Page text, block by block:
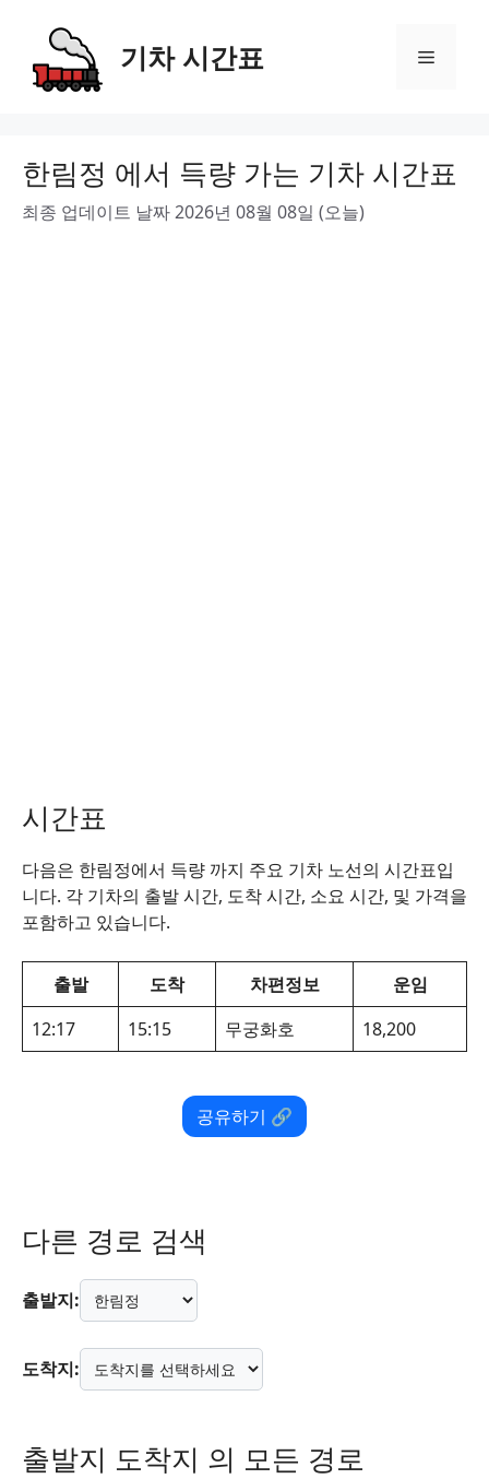
content
기차 시간표 Menu
한림정 에서 득량 가는 기차 시간표
최종 업데이트 날짜 2026년 08월 08일 (오늘)
시간표
다음은 한림정에서 득량 까지 주요 기차 노선의 시간표입
니다. 각 기차의 출발 시간, 도착 시간, 소요 시간, 및 가격을
포함하고 있습니다.
출발 도착 차편정보
운임
12:17
15:15 무궁화호 18,200
공유하기 🔗
다른 경로 검색
출발지:
도착지:
출발지 도착지 의 모든 경로